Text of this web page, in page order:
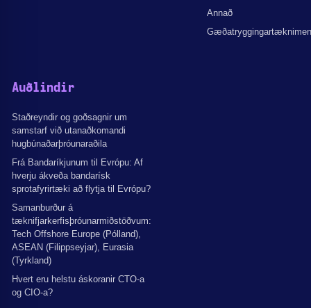
Annað
Auðlindir
Staðreyndir og goðsagnir um
samstarf við utanaðkomandi
hugbúnaðarþróunaraðila
Frá Bandaríkjunum til Evrópu: Af
hverju ákveða bandarísk
sprotafyrirtæki að flytja til Evrópu?
Samanburður á
tæknifjarkerfisþróunarmiðstöðvum:
Tech Offshore Europe (Pólland),
ASEAN (Filippseyjar), Eurasia
(Tyrkland)
Hvert eru helstu áskoranir CTO-a
og CIO-a?